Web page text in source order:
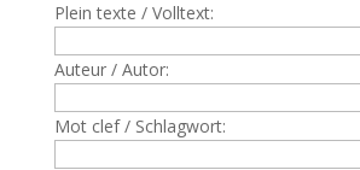
Plein texte / Volltext:
Auteur / Autor:
Mot clef / Schlagwort: